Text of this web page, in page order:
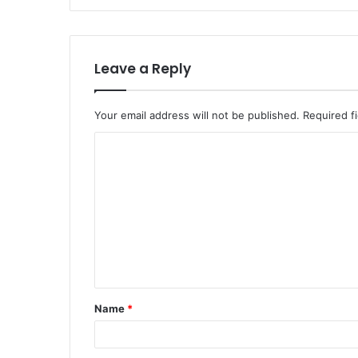
Leave a Reply
Your email address will not be published. Required
Name *